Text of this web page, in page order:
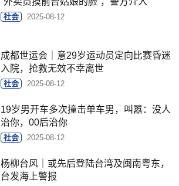
社会 2025-08-12
成都世运会｜意29岁运动员定向比赛昏迷
入院，抢救无效不幸离世
社会 2025-08-12
19岁男开车多次撞击单车男，叫嚣：没人
治你，00后治你
社会 2025-08-12
杨柳台风｜或先后登陆台湾及闽南粤东，
台发海上警报